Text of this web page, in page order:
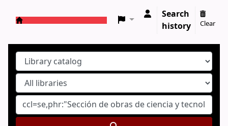
Search
history
Clear